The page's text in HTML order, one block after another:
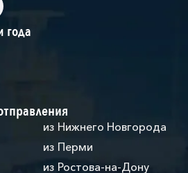
года
из Нижнего Новгорода
из Перми
из Ростова-на-Дону